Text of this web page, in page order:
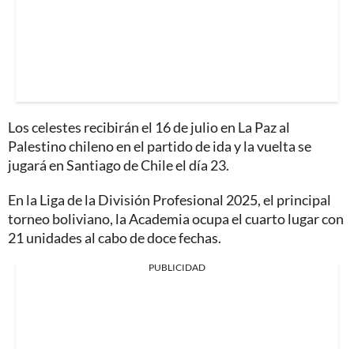
Los celestes recibirán el 16 de julio en La Paz al
Palestino chileno en el partido de ida y la vuelta se
jugará en Santiago de Chile el día 23.
En la Liga de la División Profesional 2025, el principal
torneo boliviano, la Academia ocupa el cuarto lugar con
21 unidades al cabo de doce fechas.
PUBLICIDAD